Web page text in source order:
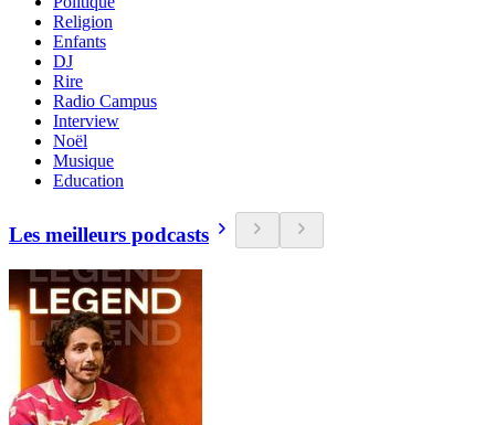
Religion
Enfants
DJ
Rire
Radio Campus
Interview
Noël
Musique
Education
Les meilleurs podcasts